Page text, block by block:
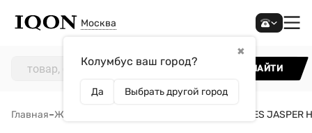
Москва
✖
Колумбус ваш город?
Да Выбрать другой город
НАЙТИ
Главная–Женщинам Ботинки HIKES JASPER